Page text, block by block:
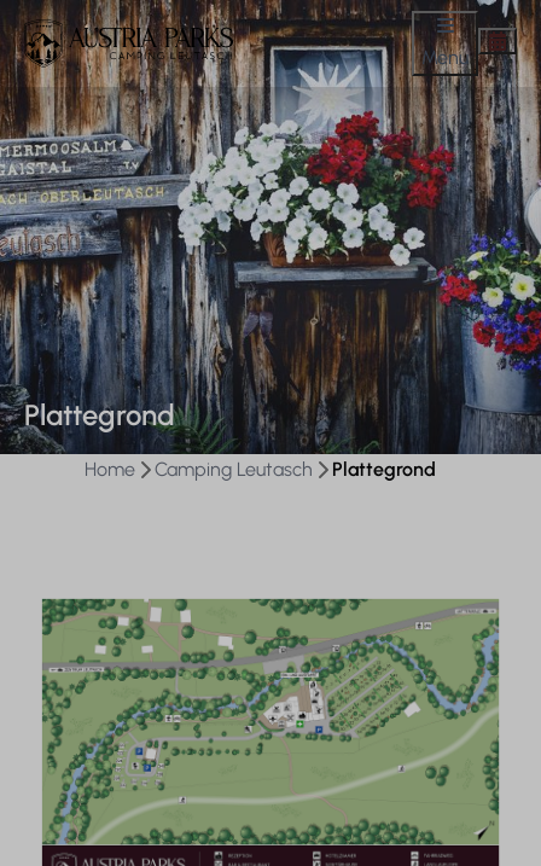
Menu
Plattegrond
Home Camping Leutasch Plattegrond